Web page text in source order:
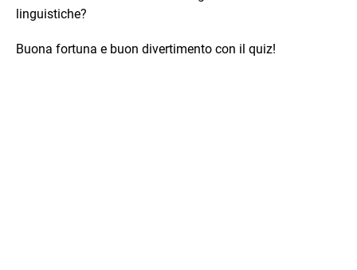
linguistiche?
Buona fortuna e buon divertimento con il quiz!